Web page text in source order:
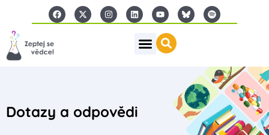
Dotazy a odpovědi